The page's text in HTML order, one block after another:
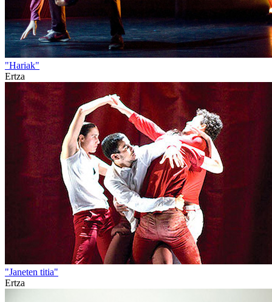
"Hariak"
Ertza
"Janeten titia"
Ertza